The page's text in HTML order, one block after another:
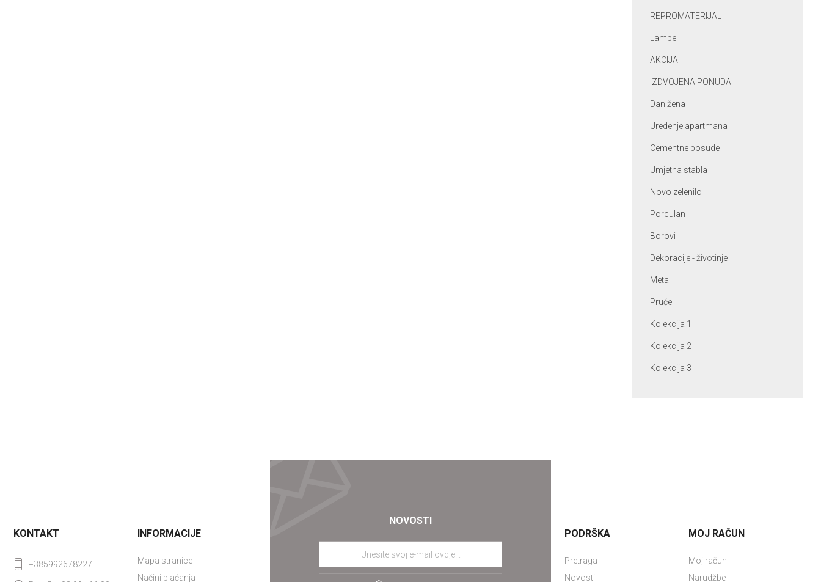
REPROMATERIJAL
Lampe
AKCIJA
IZDVOJENA PONUDA
Dan žena
Uredenje apartmana
Cementne posude
Umjetna stabla
Novo zelenilo
Porculan
Borovi
Dekoracije - životinje
Metal
Pruće
Kolekcija 1
Kolekcija 2
Kolekcija 3
NOVOSTI
KONTAKT
+385992678227
INFORMACIJE
Mapa stranice
Načini plaćanja
PODRŠKA
Pretraga
Novosti
MOJ RAČUN
Moj račun
Narudžbe